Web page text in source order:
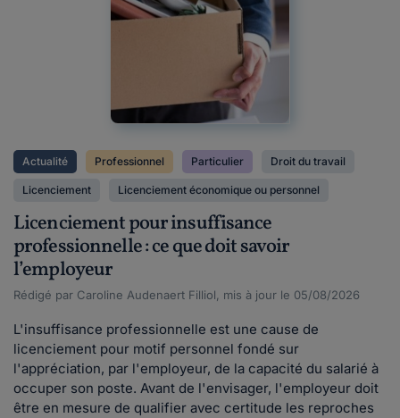
Actualité Professionnel Particulier Droit du travail
Licenciement Licenciement économique ou personnel
Licenciement pour insuffisance
professionnelle : ce que doit savoir
l’employeur
Rédigé par Caroline Audenaert Filliol, mis à jour le 05/08/2026
L'insuffisance professionnelle est une cause de
licenciement pour motif personnel fondé sur
l'appréciation, par l'employeur, de la capacité du salarié à
occuper son poste. Avant de l'envisager, l'employeur doit
être en mesure de qualifier avec certitude les reproches